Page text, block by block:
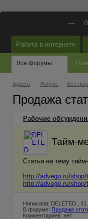
—
Работа в интернете
Все форумы
Адвего Форум Все
Продажа
Рабочие
Тайм-
Статьи на тему
http://advego.ru/
http://advego.ru/
Написала: DELETED ,
В форуме: Продажа
Комментариев: нет